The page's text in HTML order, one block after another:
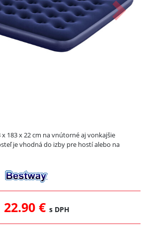
Ďalší
183 x 22 cm na vnútorné aj vonkajšie
je vhodná do izby pre hostí alebo na
22.90 € s DPH